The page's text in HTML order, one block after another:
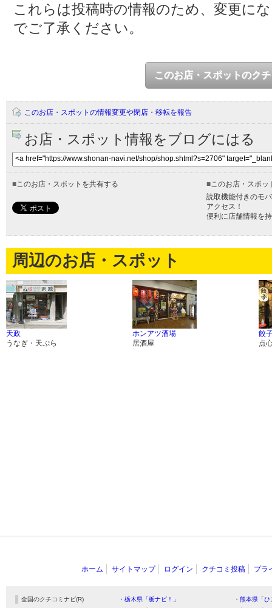
これらは投稿時の情報のため、変更に
でご了承ください。
このお店・スポットのク
このお店・スポットの情報変更や閉店・移転を報告
お店・スポット情報をブログにはる
■ このお店・スポットを共有する ■ このお店・スポ
読取機能付きのモ
アクセス！
便利に店舗情報を
周辺のお店・スポット
天政
うなぎ・天ぷら
ホンアツ酒場
居酒屋
餃
点
ホーム サイトマップ ログイン クチコミ投稿 プラ
全国のクチコミナビ(R) ・栃木県「栃ナビ！」
・熊本県「